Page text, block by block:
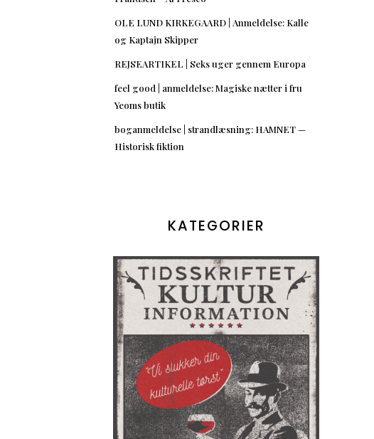
OLE LUND KIRKEGAARD | Anmeldelse: Kalle
og Kaptajn Skipper
REJSEARTIKEL | Seks uger gennem Europa
feel good | anmeldelse: Magiske nætter i fru
Yeoms butik
boganmeldelse | strandlæsning: HAMNET —
Historisk fiktion
KATEGORIER